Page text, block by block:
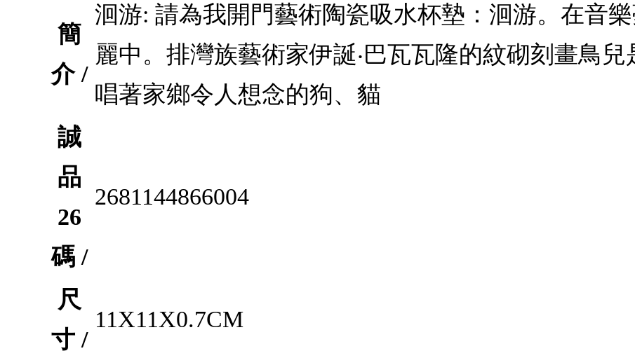
簡
介 /
洄游: 請為我開門藝術陶瓷吸水杯墊：洄游。在音
麗中。排灣族藝術家伊誕‧巴瓦瓦隆的紋砌刻畫鳥兒
唱著家鄉令人想念的狗、貓
誠
品
26
碼 /
2681144866004
尺
寸 /
11X11X0.7CM